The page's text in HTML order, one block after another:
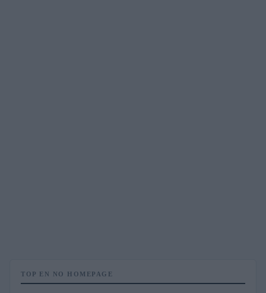
TOP EN NO HOMEPAGE